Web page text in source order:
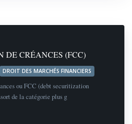
DE CRÉANCES (FCC)
DROIT DES MARCHÉS FINANCIERS
ou FCC (debt securitization
de la catégorie plus g